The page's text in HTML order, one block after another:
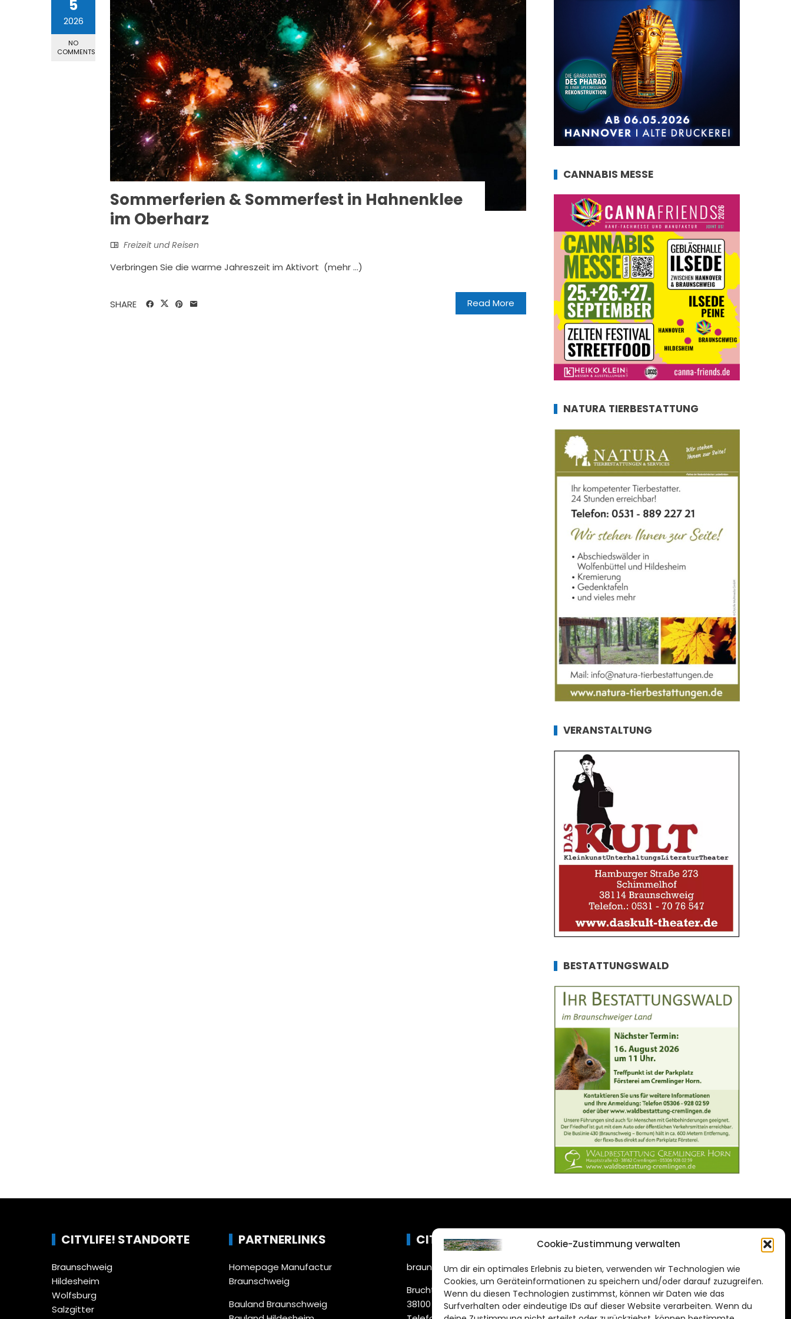
Cookie-Zustimmung verwalten
Um dir ein optimales Erlebnis zu bieten, verwenden wir Technologien wie
Cookies, um Geräteinformationen zu speichern und/oder darauf zuzugreifen.
Wenn du diesen Technologien zustimmst, können wir Daten wie das
Surfverhalten oder eindeutige IDs auf dieser Website verarbeiten. Wenn du
5
2026
NO
COMMENTS
Sommerferien & Sommerfest in Hahnenklee
im Oberharz
Freizeit und Reisen
Verbringen Sie die warme Jahreszeit im Aktivort (mehr …)
Read More
SHARE
CANNABIS MESSE
NATURA TIERBESTATTUNG
VERANSTALTUNG
BESTATTUNGSWALD
CITYLIFE! STANDORTE
Braunschweig
Hildesheim
Wolfsburg
Salzgitter
PARTNERLINKS
Homepage Manufactur
Braunschweig
Bauland Braunschweig
CITYLIFE!
braunschweig@citylifemedien.de
Bruchtorwall 12
38100 Braunschweig
DAS STADTMAGAZIN
FÜR BRAUNSCHWEIG
Impressum
Datenschutzerklärung
Cookie Richtlinie